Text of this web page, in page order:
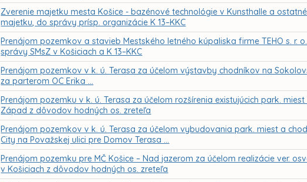
Zverenie majetku mesta Košice - bazénové technológie v Kunsthalle a
majetku, do správy prísp. organizácie K 13–KKC
Prenájom pozemkov a stavieb Mestského letného kúpaliska firme TEHO s. r.
správy SMsZ v Košiciach a K 13–KKC
Prenájom pozemkov v k. ú. Terasa za účelom výstavby chodníkov na
za parterom OC Erika ...
Prenájom pozemku v k. ú. Terasa za účelom rozšírenia existujúcich park. miest
Západ z dôvodov hodných os. zreteľa
Prenájom pozemkov v k. ú. Terasa za účelom vybudovania park. miest a
City na Považskej ulici pre Domov Terasa ...
Prenájom pozemku pre MČ Košice – Nad jazerom za účelom realizácie ver.
v Košiciach z dôvodov hodných os. zreteľa